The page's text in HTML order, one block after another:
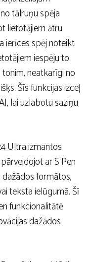
tālruņu spēja
lietotājiem ātru
ierīces spēj noteikt
iespēju to
neatkarīgi no
Šīs funkcijas izceļ
lai uzlabotu saziņu
Ultra izmantos
ar S Pen
formātos,
teksta ielūgumā. Šī
funkcionalitātē
dažādos